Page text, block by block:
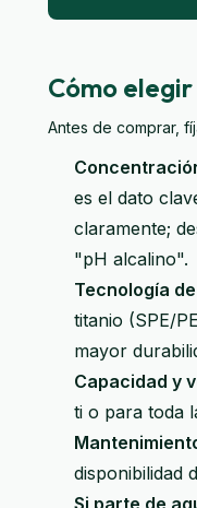
Cómo
Antes de comprar,
es el dato
claramente;
"pH alcalino".
Tecnología
titanio (SPE/
mayor
Capacidad y
ti o para toda
disponibilidad
Si parte de